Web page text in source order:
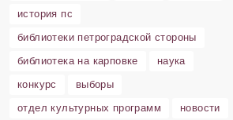
история пс
библиотеки петроградской стороны
библиотека на карповке
наука
конкурс
выборы
отдел культурных программ
новости